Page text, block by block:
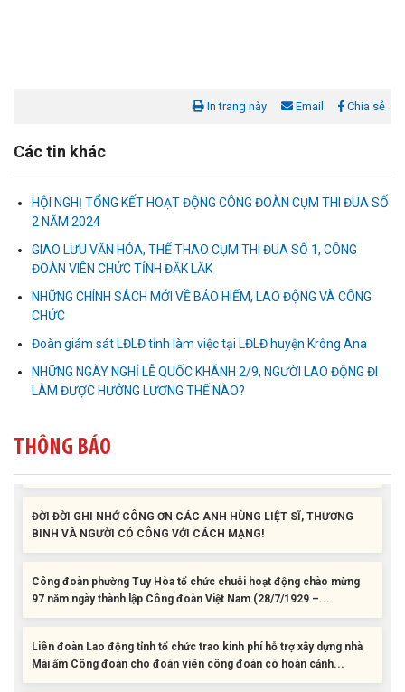
In trang này Email Chia sẻ
Các tin khác
HỘI NGHỊ TỔNG KẾT HOẠT ĐỘNG CÔNG ĐOÀN CỤM THI ĐUA SỐ
2 NĂM 2024
GIAO LƯU VĂN HÓA, THỂ THAO CỤM THI ĐUA SỐ 1, CÔNG
ĐOÀN VIÊN CHỨC TỈNH ĐĂK LĂK
NHỮNG CHÍNH SÁCH MỚI VỀ BẢO HIỂM, LAO ĐỘNG VÀ CÔNG
CHỨC
Đoàn giám sát LĐLĐ tỉnh làm việc tại LĐLĐ huyện Krông Ana
NHỮNG NGÀY NGHỈ LỄ QUỐC KHÁNH 2/9, NGƯỜI LAO ĐỘNG ĐI
LÀM ĐƯỢC HƯỞNG LƯƠNG THẾ NÀO?
THÔNG BÁO
Liên đoàn Lao động tỉnh tổ chức trao kinh phí hỗ trợ xây dựng nhà
Mái ấm Công đoàn cho đoàn viên công đoàn có hoàn cảnh...
Bàn giao Mái ấm công đoàn cho 2 đoàn viên thuộc Công đoàn
phường Tân An
cho con đoàn viên, người lao động khó khăn trước khai...
BINH VÀ NGƯỜI CÓ CÔNG VỚI CÁCH MẠNG!
97 năm ngày thành lập Công đoàn Việt Nam (28/7/1929 –...
Mái ấm Công đoàn cho đoàn viên công đoàn có hoàn cảnh...